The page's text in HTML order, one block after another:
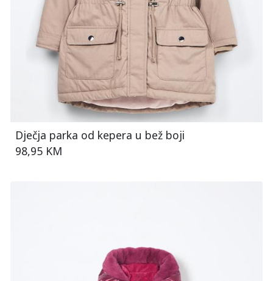
Dječja parka od kepera u bež boji
98,95 KM